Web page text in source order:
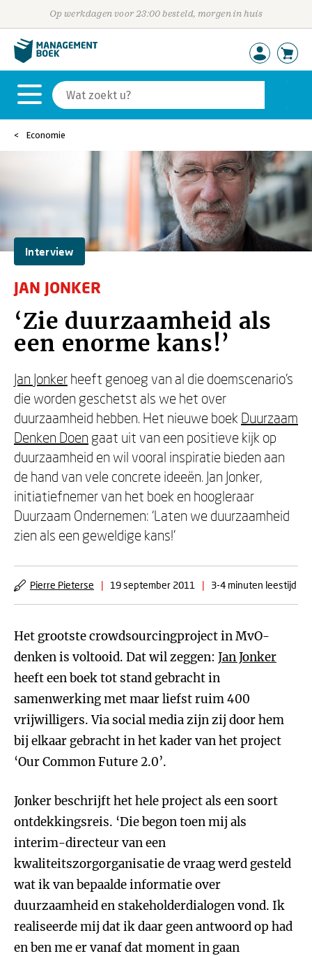
Op werkdagen voor 23:00 besteld, morgen in huis
Economie
Interview
JAN JONKER
‘Zie duurzaamheid als
een enorme kans!’
Jan Jonker heeft genoeg van al die doemscenario’s
die worden geschetst als we het over
duurzaamheid hebben. Het nieuwe boek Duurzaam
Denken Doen gaat uit van een positieve kijk op
duurzaamheid en wil vooral inspiratie bieden aan
de hand van vele concrete ideeën. Jan Jonker,
initiatiefnemer van het boek en hoogleraar
Duurzaam Ondernemen: ‘Laten we duurzaamheid
zien als een geweldige kans!’
Pierre Pieterse | 19 september 2011 | 3-4 minuten leestijd
Het grootste crowdsourcingproject in MvO-
denken is voltooid. Dat wil zeggen: Jan Jonker
heeft een boek tot stand gebracht in
samenwerking met maar liefst ruim 400
vrijwilligers. Via social media zijn zij door hem
bij elkaar gebracht in het kader van het project
‘Our Common Future 2.0’.
Jonker beschrijft het hele project als een soort
ontdekkingsreis. ‘Die begon toen mij als
interim-directeur van een
kwaliteitszorgorganisatie de vraag werd gesteld
wat ik van bepaalde informatie over
duurzaamheid en stakeholderdialogen vond. Ik
realiseerde mij dat ik daar geen antwoord op had
en ben me er vanaf dat moment in gaan